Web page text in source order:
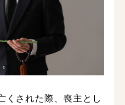
くされた際、喪主とし